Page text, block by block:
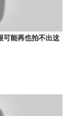
可能再也拍不出这